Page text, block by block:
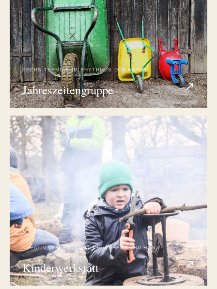
SECHS TERMINE IM RHYTHMUS DER NATUR
Jahreszeitengruppe ↗
KREATIVANGEBOTE MIT KOPF, HERZ UND HAND
Kinderwerkstatt ↗